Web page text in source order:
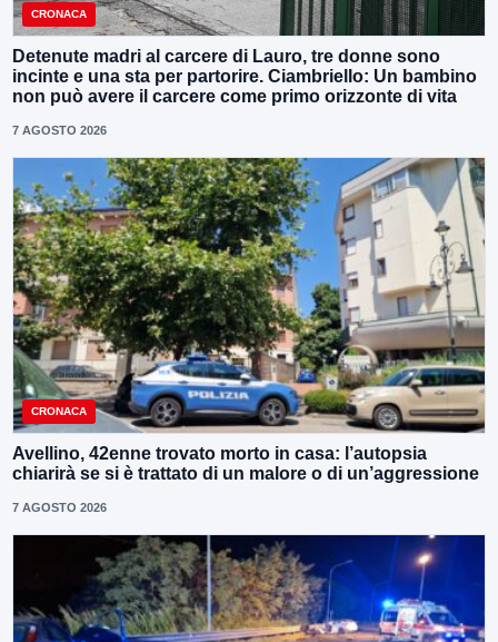
CRONACA
Detenute madri al carcere di Lauro, tre donne sono
incinte e una sta per partorire. Ciambriello: Un bambino
non può avere il carcere come primo orizzonte di vita
7 AGOSTO 2026
CRONACA
Avellino, 42enne trovato morto in casa: l’autopsia
chiarirà se si è trattato di un malore o di un’aggressione
7 AGOSTO 2026